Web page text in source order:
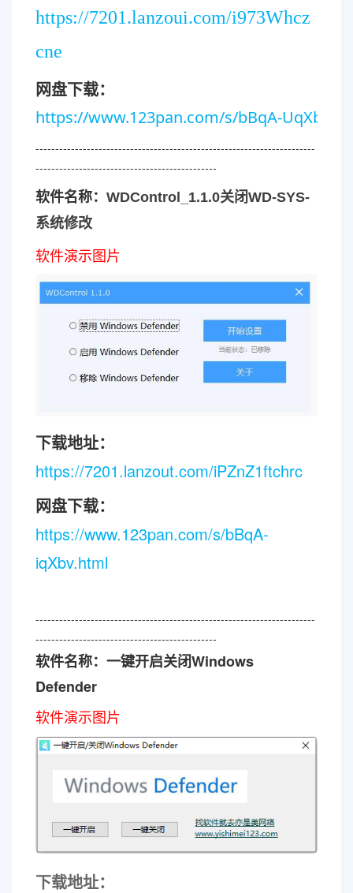
https://7201.lanzoui.com/i973Whcz
cne
网盘下载：
https://www.123pan.com/s/bBqA-
-----------------------------------------------------------------------
----------------------------------------------
软件名称： WDControl_1.1.0关闭WD-SYS-
系统修改
软件演示图片
下载地址：
https://7201.lanzout.com/iPZnZ1ftchrc
网盘下载：
https://www.123pan.com/s/bBqA-
iqXbv.html
-----------------------------------------------------------------------
----------------------------------------------
软件名称：一键开启关闭Windows
Defender
软件演示图片
下载地址：